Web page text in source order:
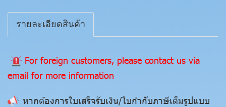
รายละเอียดสินค้า
For foreign customers, please contact us via
email for more information
หากต้องการใบเสร็จรับเงิน/ใบกำกับภาษีเต็มรูปแบบ